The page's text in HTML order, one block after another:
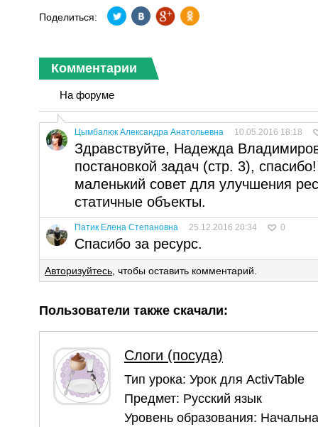
Поделиться:
Комментарии
На форуме
Цымбалюк Александра Анатольевна 10.05.2016 18:18
Здравствуйте, Надежда
постановкой задач (стр. 3),
маленький совет для улучшения
статичные объекты.
Патик Елена Степановна 25.12.2016 20:34 0
Спасибо за ресурс.
Авторизуйтесь, чтобы оставить комментарий.
Пользователи также скачали:
Слоги (посуда)
Тип урока: Урок для ActivTable
Предмет: Русский язык
Уровень образования: